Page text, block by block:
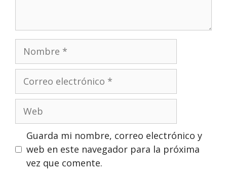
Nombre
Correo
electrónico
Web
Guarda mi nombre, correo electrónico y
web en este navegador para la próxima
vez que comente.